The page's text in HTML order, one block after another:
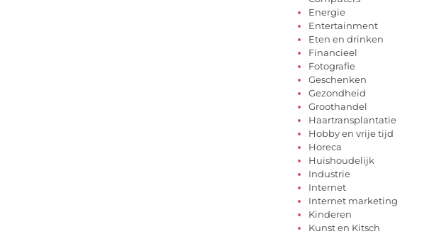
Energie
Entertainment
Eten en drinken
Financieel
Fotografie
Geschenken
Gezondheid
Groothandel
Haartransplantatie
Hobby en vrije tijd
Horeca
Huishoudelijk
Industrie
Internet
Internet marketing
Kinderen
Kunst en Kitsch